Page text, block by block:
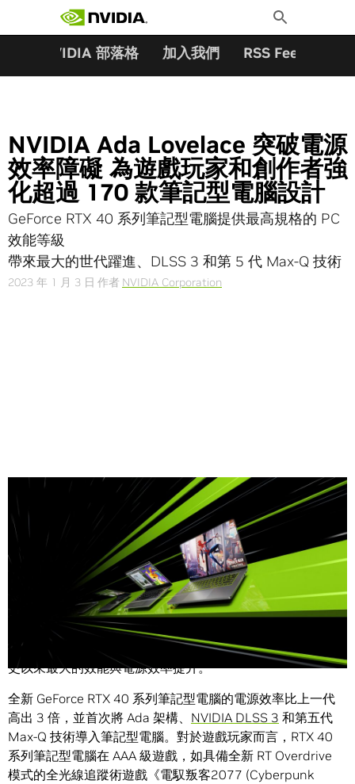
Toggle
Search
NVIDIA 部落格 加入我們 RSS Feeds
NVIDIA Ada Lovelace 突破電源
效率障礙 為遊戲玩家和創作者強
化超過 170 款筆記型電腦設計
GeForce RTX 40 系列筆記型電腦提供最高規格的 PC
效能等級
帶來最大的世代躍進、DLSS 3 和第 5 代 Max-Q 技術
2023 年 1 月 3 日 作者 NVIDIA Corporation
NVIDIA (輝達) 今日發布了GeForce RTX™ 40 系列筆記型電
腦 ，搭載超高效的 Ada Lovelace GPU 架構，實現了公司有
史以來最大的效能與電源效率提升。
全新 GeForce RTX 40 系列筆記型電腦的電源效率比上一代
高出 3 倍，並首次將 Ada 架構、 NVIDIA DLSS 3 和第五代
Max-Q 技術導入筆記型電腦。對於遊戲玩家而言，RTX 40
系列筆記型電腦在 AAA 級遊戲，如具備全新 RT Overdrive
模式的全光線追蹤術遊戲《電馭叛客2077 (Cyberpunk